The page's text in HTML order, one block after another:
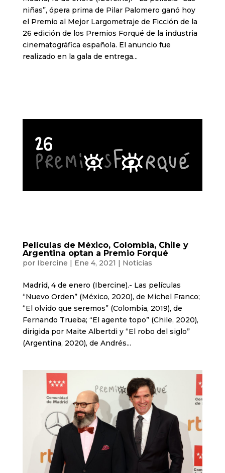
niñas”, ópera prima de Pilar Palomero ganó hoy
el Premio al Mejor Largometraje de Ficción de la
26 edición de los Premios Forqué de la industria
cinematográfica española. El anuncio fue
realizado en la gala de entrega...
Películas de México, Colombia, Chile y
Argentina optan a Premio Forqué
por Ibercine | Ene 4, 2021 | Noticias
Madrid, 4 de enero (Ibercine).- Las películas
“Nuevo Orden” (México, 2020), de Michel Franco;
“El olvido que seremos” (Colombia, 2019), de
Fernando Trueba; “El agente topo” (Chile, 2020),
dirigida por Maite Albertdi y “El robo del siglo”
(Argentina, 2020), de Andrés...